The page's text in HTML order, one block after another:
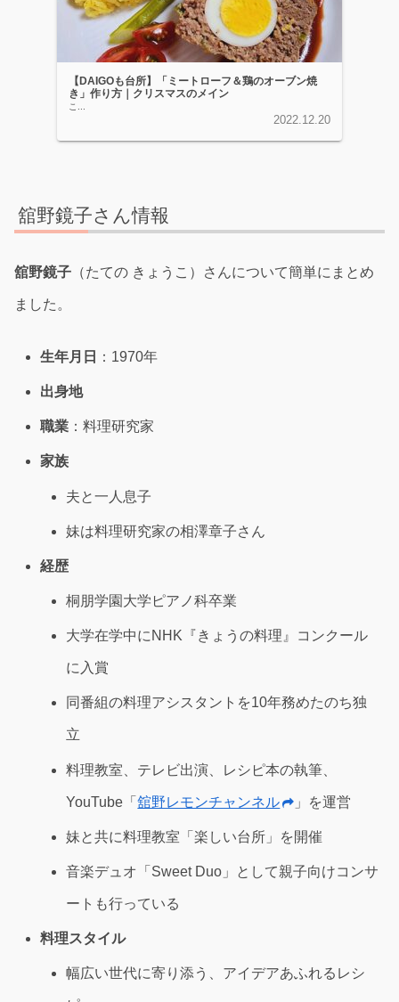
【DAIGOも台所】「ミートローフ＆鶏のオーブン焼
き」作り方｜クリスマスのメイン
こ...
2022.12.20
舘野鏡子さん情報
舘野鏡子 （たての きょうこ）さんについて簡単にまとめ
ました。
生年月日 ：1970年
出身地
職業 ：料理研究家
家族
夫と一人息子
妹は料理研究家の相澤章子さん
経歴
桐朋学園大学ピアノ科卒業
大学在学中にNHK『きょうの料理』コンクール
に入賞
同番組の料理アシスタントを10年務めたのち独
立
料理教室、テレビ出演、レシピ本の執筆、
YouTube「舘野レモンチャンネル 」を運営
妹と共に料理教室「楽しい台所」を開催
音楽デュオ「Sweet Duo」として親子向けコンサ
ートも行っている
料理スタイル
幅広い世代に寄り添う、アイデアあふれるレシ